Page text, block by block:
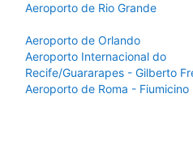
Aeroporto de Rio Grande
Aeroporto de Orlando
Aeroporto Internacional do
Recife/Guararapes - Gilberto
Aeroporto de Roma - Fiumicino